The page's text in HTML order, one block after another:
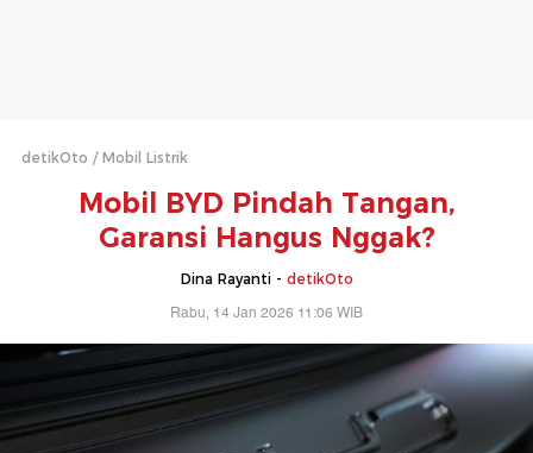
detikOto Mobil Listrik
Mobil BYD Pindah Tangan,
Garansi Hangus Nggak?
Dina Rayanti - detikOto
Rabu, 14 Jan 2026 11:06 WIB